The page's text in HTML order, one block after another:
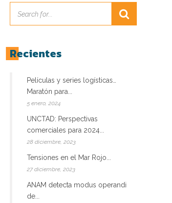
Recientes
Películas y series logísticas…
Maratón para...
5 enero, 2024
UNCTAD: Perspectivas
comerciales para 2024...
28 diciembre, 2023
Tensiones en el Mar Rojo...
27 diciembre, 2023
ANAM detecta modus operandi
de...